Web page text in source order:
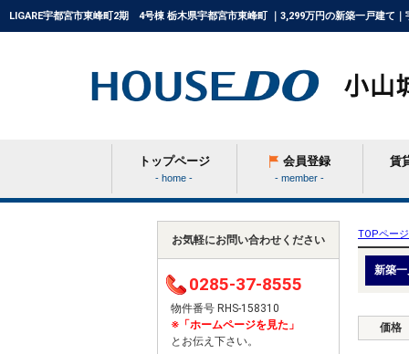
LIGARE宇都宮市東峰町2期 4号棟 栃木県宇都宮市東峰町 ｜3,299万円の新築一戸建て
トップページ
- home -
会員登録
- member -
賃
条件から探す TOPページ
新築
価格
お気軽にお問い合わせください
0285-37-8555
物件番号 RHS-158310
※「ホームページを見た」
とお伝え下さい。